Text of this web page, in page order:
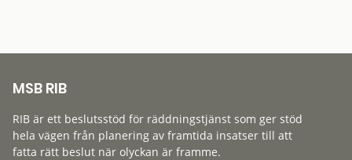
MSB RIB
RIB är ett beslutsstöd för räddningstjänst som ger stöd
hela vägen från planering av framtida insatser till att
fatta rätt beslut när olyckan är framme.